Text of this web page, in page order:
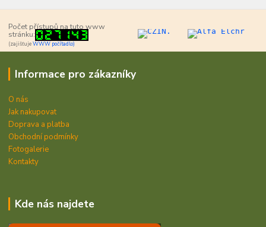
Počet přístupů na tuto www
stránku:
(zajišťujeWWW počítadlo)
Informace pro zákazníky
O nás
Jak nakupovat
Doprava a platba
Obchodní podmínky
Fotogalerie
Kontakty
Kde nás najdete